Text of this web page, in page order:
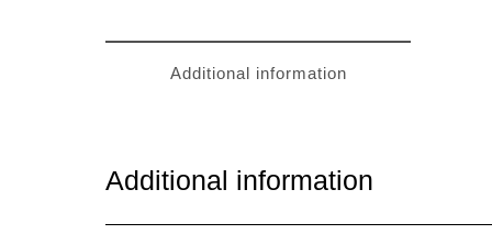
Additional information
Additional information